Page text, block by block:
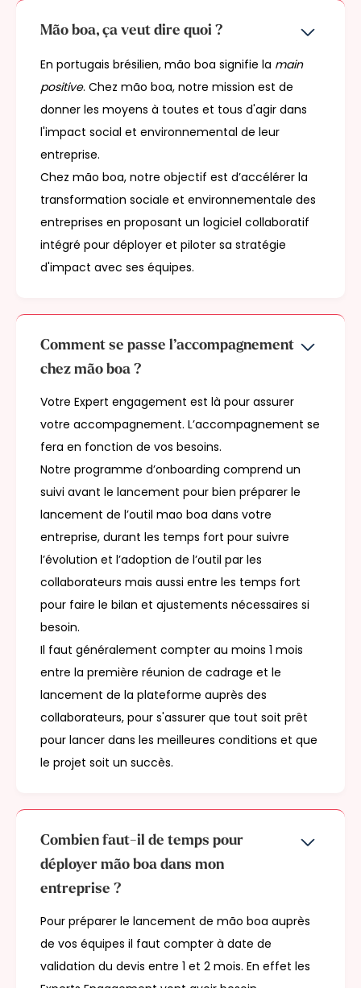
Mão boa, ça veut dire quoi ?
En portugais brésilien, mão boa signifie la main
positive. Chez mão boa, notre mission est de
donner les moyens à toutes et tous d'agir dans
l'impact social et environnemental de leur
entreprise.
Chez mão boa, notre objectif est d’accélérer la
transformation sociale et environnementale des
entreprises en proposant un logiciel collaboratif
intégré pour déployer et piloter sa stratégie
d'impact avec ses équipes.
Comment se passe l’accompagnement
chez mão boa ?
Votre Expert engagement est là pour assurer
votre accompagnement. L’accompagnement se
fera en fonction de vos besoins.
Notre programme d’onboarding comprend un
suivi avant le lancement pour bien préparer le
lancement de l’outil mao boa dans votre
entreprise, durant les temps fort pour suivre
l’évolution et l’adoption de l’outil par les
collaborateurs mais aussi entre les temps fort
pour faire le bilan et ajustements nécessaires si
besoin.
Il faut généralement compter au moins 1 mois
entre la première réunion de cadrage et le
lancement de la plateforme auprès des
collaborateurs, pour s'assurer que tout soit prêt
pour lancer dans les meilleures conditions et que
le projet soit un succès.
Combien faut-il de temps pour
déployer mão boa dans mon
entreprise ?
Pour préparer le lancement de mão boa auprès
de vos équipes il faut compter à date de
validation du devis entre 1 et 2 mois. En effet les